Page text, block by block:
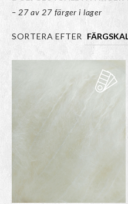
– 27 av 27 färger i lager
SORTERA EFTER